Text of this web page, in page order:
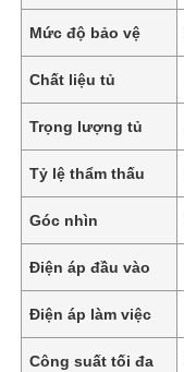
Mức độ bảo vệ
Chất liệu tủ
Trọng lượng tủ
Tỷ lệ thẩm thấu
Góc nhìn
Điện áp đầu vào
Điện áp làm việc
Công suất tối đa